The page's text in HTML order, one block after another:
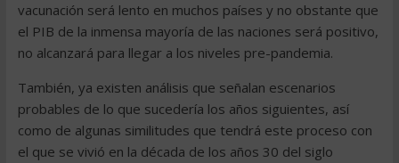
vacunación será lento en muchos países y no obstante que
el PIB de la inmensa mayoría de las naciones será positivo,
no alcanzará para llegar a los niveles pre-pandemia.
También, ya existen análisis que señalan escenarios
probables de lo que sucedería los años siguientes, así
como de algunas similitudes que tendrá este proceso con
el que se vivió en la década de los años 30 del siglo